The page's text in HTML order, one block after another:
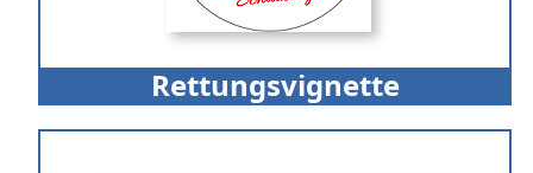
Rettungsvignette